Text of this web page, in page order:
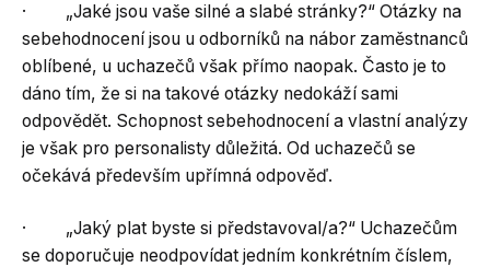
· „Jaké jsou vaše silné a slabé stránky?“ Otázky na
sebehodnocení jsou u odborníků na nábor zaměstnanců
oblíbené, u uchazečů však přímo naopak. Často je to
dáno tím, že si na takové otázky nedokáží sami
odpovědět. Schopnost sebehodnocení a vlastní analýzy
je však pro personalisty důležitá. Od uchazečů se
očekává především upřímná odpověď.
· „Jaký plat byste si představoval/a?“ Uchazečům
se doporučuje neodpovídat jedním konkrétním číslem,